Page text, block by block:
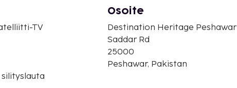
TV
Osoite
Destination Heritage Peshawar
Saddar Rd
25000
Peshawar, Pakistan